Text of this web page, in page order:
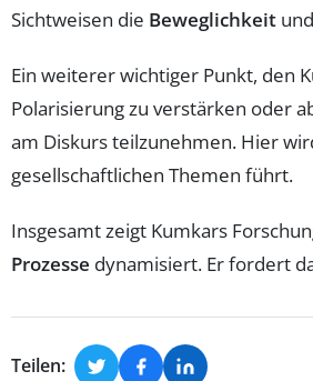
Sichtweisen die Beweglichkeit und
Ein weiterer wichtiger Punkt, den
Polarisierung zu verstärken oder
am Diskurs teilzunehmen. Hier
gesellschaftlichen Themen führt.
Insgesamt zeigt Kumkars
Prozesse dynamisiert. Er fordert
Teilen: